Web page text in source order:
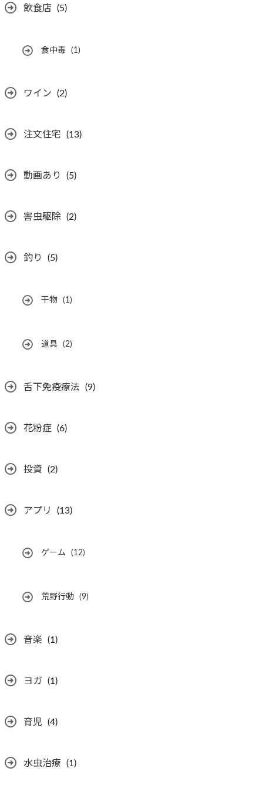
飲食店 (5)
食中毒 (1)
ワイン (2)
注文住宅 (13)
動画あり (5)
害虫駆除 (2)
釣り (5)
干物 (1)
道具 (2)
舌下免疫療法 (9)
花粉症 (6)
投資 (2)
アプリ (13)
ゲーム (12)
荒野行動 (9)
音楽 (1)
ヨガ (1)
育児 (4)
水虫治療 (1)